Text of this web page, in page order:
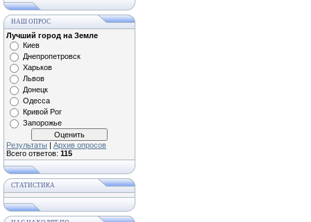
НАШ ОПРОС
Лучший город на Земле
Киев
Днепропетровск
Харьков
Львов
Донецк
Одесса
Кривой Рог
Запорожье
Результаты | Архив опросов
Всего ответов: 115
СТАТИСТИКА